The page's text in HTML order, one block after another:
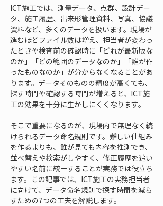
ICT施工では、測量データ、点群、設計デー
タ、施工履歴、出来形管理資料、写真、協議
資料など、多くのデータを扱います。現場が
進むほどファイル数は増え、担当者が変わっ
たときや検査前の確認時に「どれが最新版な
のか」「どの範囲のデータなのか」「誰が作
ったものなのか」が分からなくなることがあ
ります。データそのものの精度が高くても、
探す時間や確認する時間が増えると、ICT施
工の効果を十分に生かしにくくなります。
そこで重要になるのが、現場内で無理なく続
けられるデータ命名規則です。難しい仕組み
を作るよりも、誰が見ても内容を推測でき、
並べ替えや検索がしやすく、修正履歴を追い
やすい名前に統一することが実務では役立ち
ます。この記事では、ICT施工の実務担当者
に向けて、データ命名規則で探す時間を減ら
すための7つの工夫を解説します。